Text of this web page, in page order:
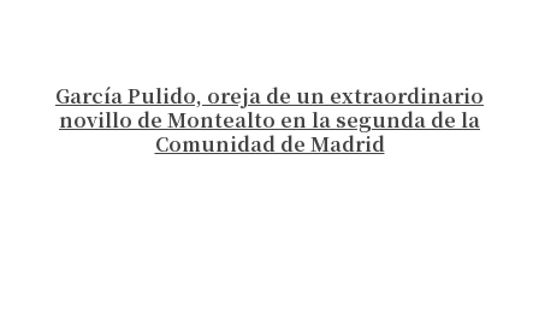
García Pulido, oreja de un extraordinario
novillo de Montealto en la segunda de la
Comunidad de Madrid